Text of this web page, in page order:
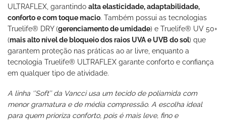
ULTRAFLEX, garantindo alta elasticidade, adaptabilidade,
conforto e com toque macio. Também possui as tecnologias
Truelife® DRY (gerenciamento de umidade) e Truelife® UV 50+
(mais alto nível de bloqueio dos raios UVA e UVB do sol) que
garantem proteção nas práticas ao ar livre, enquanto a
tecnologia Truelife® ULTRAFLEX garante conforto e confiança
em qualquer tipo de atividade.
A linha ‘’Soft’’ da Vancci usa um tecido de poliamida com
menor gramatura e de média compressão. A escolha ideal
para quem prioriza conforto, pois é mais leve, fino e